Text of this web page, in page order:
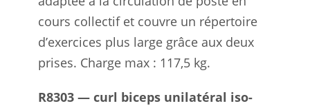
cours collectif et couvre un répertoire
d’exercices plus large grâce aux deux
prises. Charge max : 117,5 kg.
R8303 — curl biceps unilatéral iso-